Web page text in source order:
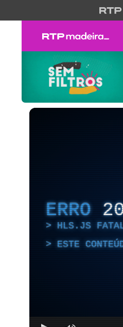
ERRO
HLS.JS
ESTE